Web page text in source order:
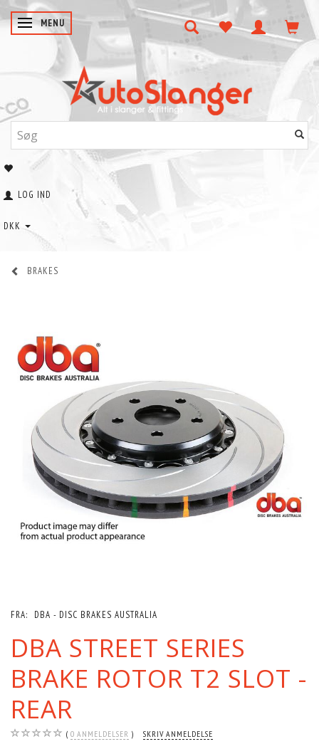
SKIFTE NAVIGATION
MENU
LOG IND
DKK
BRAKES
FRA: DBA - DISC BRAKES AUSTRALIA
DBA STREET SERIES
BRAKE ROTOR T2 SLOT -
REAR
0 ANMELDELSER SKRIV ANMELDELSE